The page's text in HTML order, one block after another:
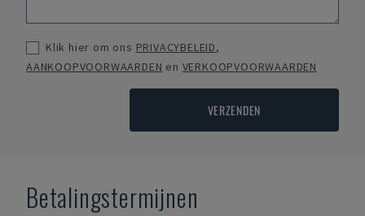
Klik hier om ons PRIVACYBELEID,
AANKOOPVOORWAARDEN en VERKOOPVOORWAARDEN
VERZENDEN
Betalingstermijnen